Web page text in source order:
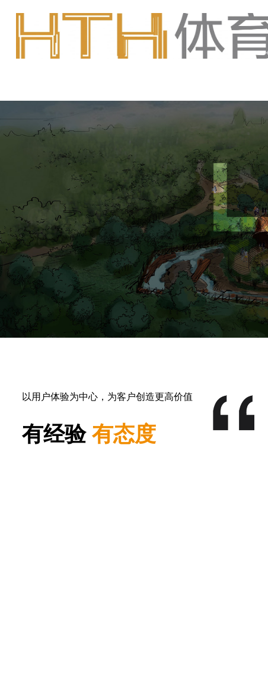
以用户体验为中心，为客户创造更高价值
有经验 有态度